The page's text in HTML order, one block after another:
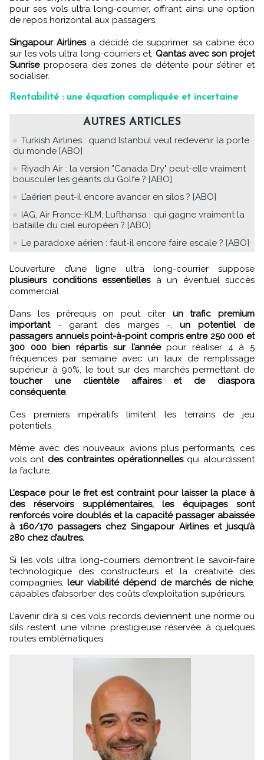
pour ses vols ultra long-courrier, offrant ainsi une option
de repos horizontal aux passagers.
Singapour Airlinesa décidé de supprimer sa cabine éco
sur les vols ultra long-courriers et, Qantas avec son projet
Sunriseproposera des zones de détente pour s’étirer et
socialiser.
Rentabilité : une équation compliquée et incertaine
AUTRES ARTICLES
Turkish Airlines : quand Istanbul veut redevenir la porte
du monde [ABO]
Riyadh Air : la version "Canada Dry" peut-elle vraiment
bousculer les géants du Golfe ? [ABO]
L’aérien peut-il encore avancer en silos ? [ABO]
IAG, Air France-KLM, Lufthansa : qui gagne vraiment la
bataille du ciel européen ? [ABO]
Le paradoxe aérien : faut-il encore faire escale ? [ABO]
L’ouverture d’une ligne ultra long-courrier suppose
plusieurs conditions essentiellesà un éventuel succès
commercial.
Dans les prérequis on peut citer un trafic premium
important- garant des marges -, un potentiel de
passagers annuels point-à-point compris entre 250 000 et
300 000 bien répartis sur l’annéepour réaliser 4 à 5
fréquences par semaine avec un taux de remplissage
supérieur à 90%, le tout sur des marchés permettant de
toucher une clientèle affaires et de diaspora
conséquente.
Ces premiers impératifs limitent les terrains de jeu
potentiels.
Même avec des nouveaux avions plus performants, ces
vols ont des contraintes opérationnellesqui alourdissent
la facture.
L’espace pour le fret est contraint pour laisser la place à
des réservoirs supplémentaires, les équipages sont
renforcés voire doublés et la capacité passager abaissée
à 160/170 passagers chez Singapour Airlines et jusqu’à
280 chez d’autres.
Si les vols ultra long-courriers démontrent le savoir-faire
technologique des constructeurs et la créativité des
compagnies,leur viabilité dépend de marchés de niche,
capables d’absorber des coûts d’exploitation supérieurs.
L’avenir dira si ces vols records deviennent une norme ou
s’ils restent une vitrine prestigieuse réservée à quelques
routes emblématiques.